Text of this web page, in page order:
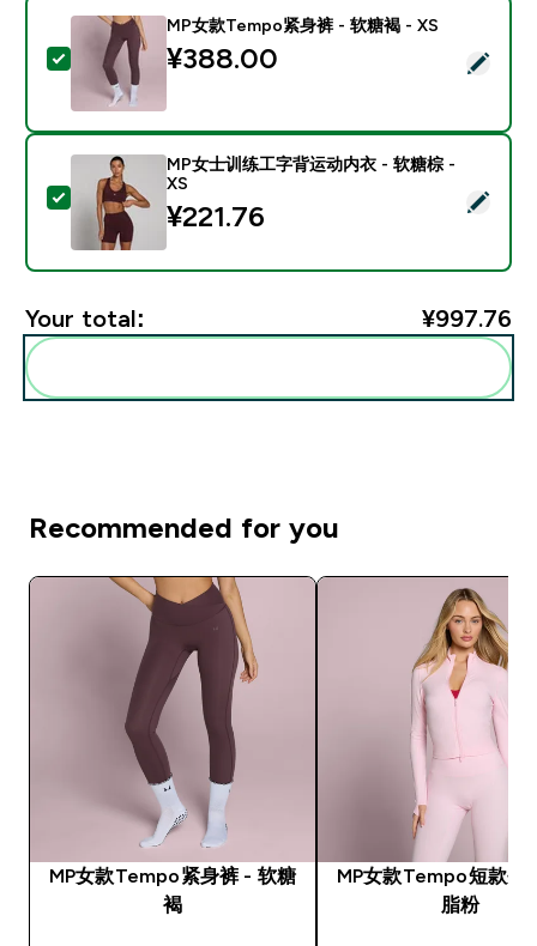
Select this product - MP女款Tempo紧身裤 - 软糖褐 -
MP女款Tempo紧身裤 - 软糖褐 - XS
¥388.00‎
Select this product - MP女士训练工字背运动内衣 - 软
MP女士训练工字背运动内衣 - 软糖棕 -
XS
¥221.76‎
Your total: ¥997.76‎
Recommended for you
MP女款Tempo紧身裤 - 软糖
褐
MP女款Tempo短款夹
脂粉